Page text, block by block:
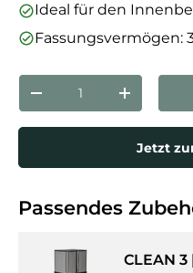
Ideal für den
Fassungsvermögen:
Anzahl
Menge verringernMenge
Jetzt
Passendes
CLEAN